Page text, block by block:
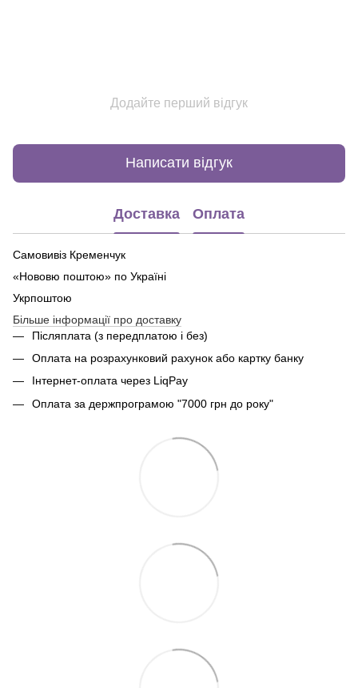
Додайте перший відгук
Написати відгук
Доставка Оплата
Самовивіз Кременчук
«Нововю поштою» по Україні
Укрпоштою
Більше інформації про доставку
Післяплата (з передплатою і без)
Оплата на розрахунковий рахунок або картку банку
Інтернет-оплата через LiqPay
Оплата за держпрограмою "7000 грн до року"